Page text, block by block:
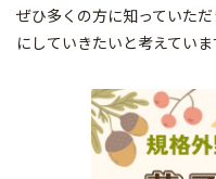
ぜひ多くの方に知っていた
にしていきたいと考えていま